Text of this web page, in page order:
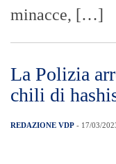
minacce, […]
La Polizia
chili di
REDAZIONE VDP - 17/03/